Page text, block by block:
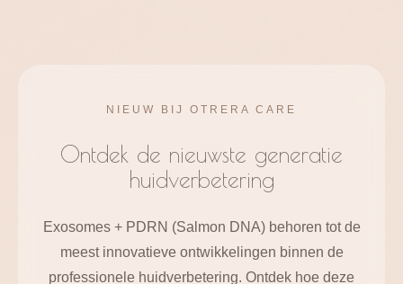
NIEUW BIJ OTRERA CARE
Ontdek de nieuwste generatie
huidverbetering
Exosomes + PDRN (Salmon DNA) behoren tot de
meest innovatieve ontwikkelingen binnen de
professionele huidverbetering. Ontdek hoe deze